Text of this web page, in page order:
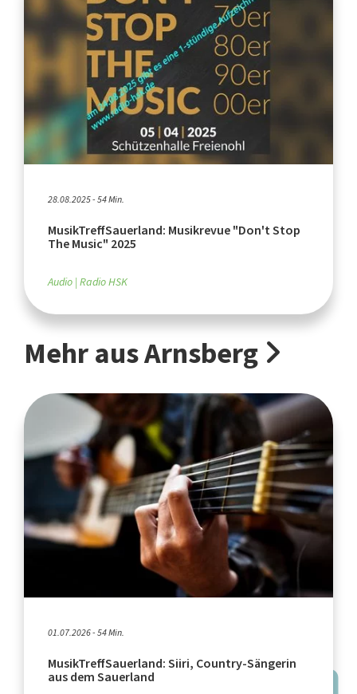
28.08.2025 - 54 Min.
MusikTreffSauerland: Musikrevue "Don't Stop
The Music" 2025
Audio Radio HSK
Mehr aus Arnsberg
01.07.2026 - 54 Min.
MusikTreffSauerland: Siiri, Country-Sängerin
aus dem Sauerland